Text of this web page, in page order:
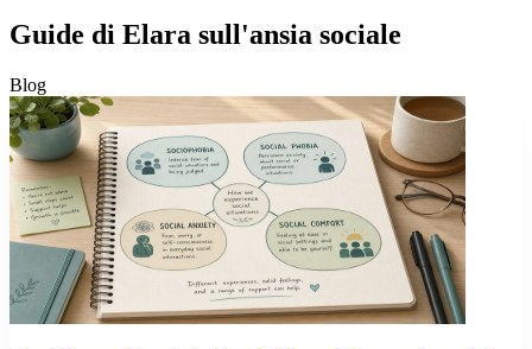
Guide di Elara sull'ansia sociale
Blog